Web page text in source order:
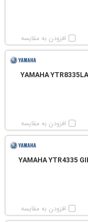
افزودن به مقایسه
افزودن به مقایسه
افزودن به مقایسه